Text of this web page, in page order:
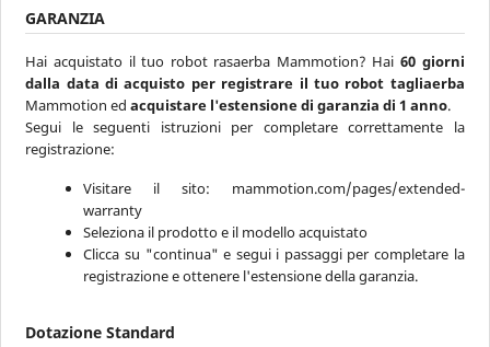
GARANZIA
Hai acquistato il tuo robot rasaerba Mammotion? Hai60 giorni
dalla data di acquisto per registrare il tuo robot tagliaerba
Mammotion edacquistare l'estensione di garanzia di 1 anno.
Segui le seguenti istruzioni per completare correttamente la
registrazione:
Visitare il sito: mammotion.com/pages/extended-
warranty
Seleziona il prodotto e il modello acquistato
Clicca su "continua" e segui i passaggi per completare la
registrazione e ottenere l'estensione della garanzia.
Dotazione Standard